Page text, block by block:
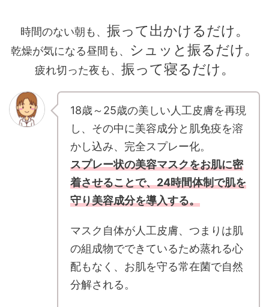
時間のない朝も、 振って出かけるだけ。
乾燥が気になる昼間も、 シュッと振るだけ。
疲れ切った夜も、 振って寝るだけ。
18歳～25歳の美しい人工皮膚を再現
し、その中に美容成分と肌免疫を溶
かし込み、完全スプレー化。
スプレー状の美容マスクをお肌に密
着させることで、24時間体制で肌を
守り美容成分を導入する。
マスク自体が人工皮膚、つまりは肌
の組成物でできているため蒸れる心
配もなく、お肌を守る常在菌で自然
分解される。